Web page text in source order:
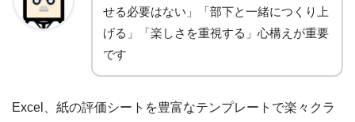
せる必要はない」「部下と一緒につくり上
げる」「楽しさを重視する」心構えが重要
です
Excel、紙の評価シートを豊富なテンプレートで楽々クラ